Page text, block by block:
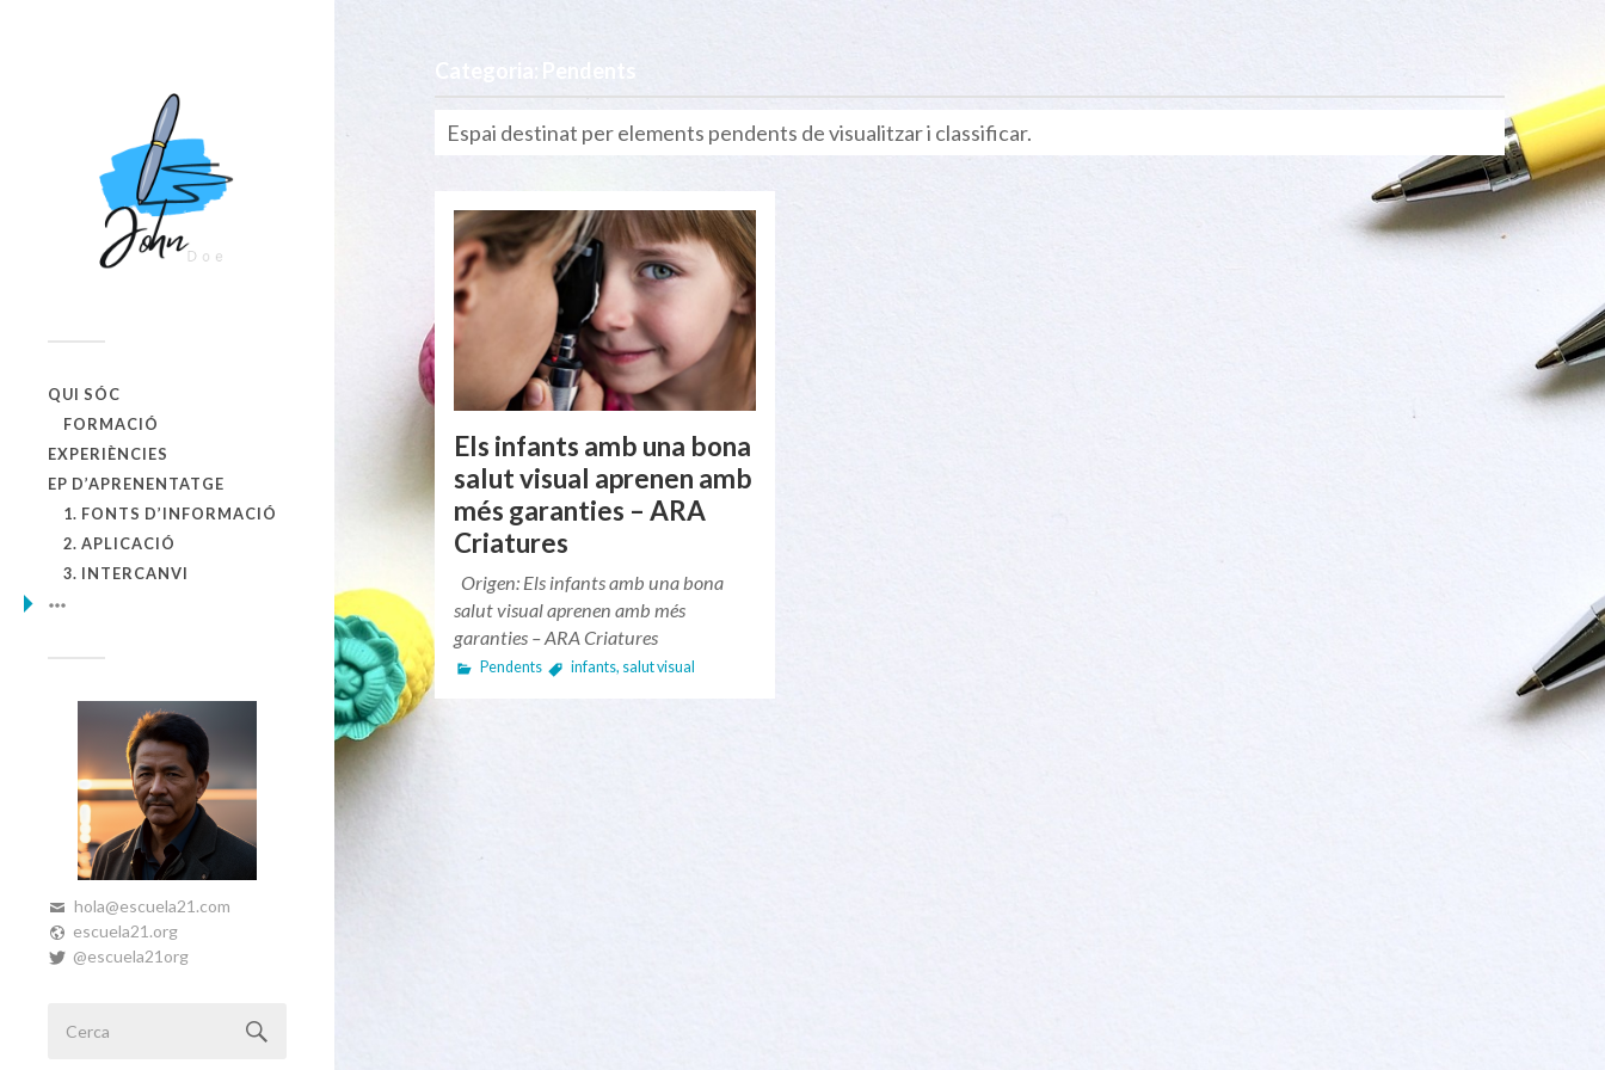
QUI SÓC
FORMACIÓ
EXPERIÈNCIES
EP D’APRENENTATGE
1. FONTS D’INFORMACIÓ
2. APLICACIÓ
3. INTERCANVI
hola@escuela21.com
escuela21.org
@escuela21org
Categoria: Pendents
Espai destinat per elements pendents de visualitzar i classificar.
Els infants amb una bona
salut visual aprenen amb
més garanties – ARA
Criatures
Origen: Els infants amb una bona
salut visual aprenen amb més
garanties – ARA Criatures
Pendents infants, salut visual